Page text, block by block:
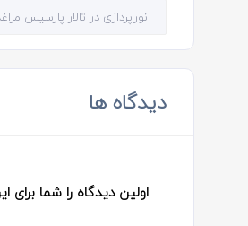
نورپردازی در تالار پارسیس
دیدگاه ها
اولین دیدگاه را شما